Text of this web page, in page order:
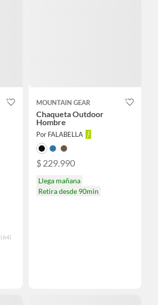
(64)
MOUNTAIN GEAR
Chaqueta Outdoor
Hombre
Por FALABELLA
$ 229.990
Llega mañana
Retira desde 90min